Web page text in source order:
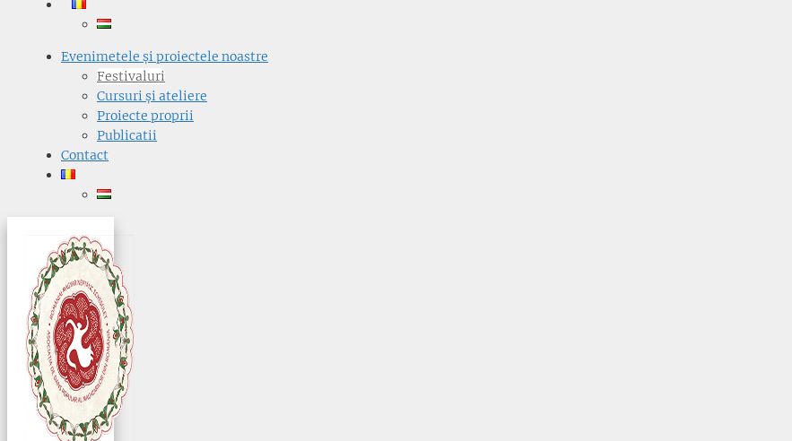
Evenimetele și proiectele noastre
Festivaluri
Cursuri și ateliere
Proiecte proprii
Publicatii
Contact